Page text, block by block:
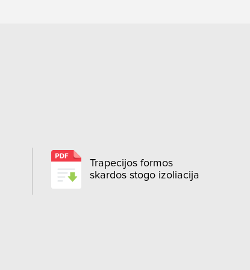
Trapecijos formos
skardos stogo izoliacija